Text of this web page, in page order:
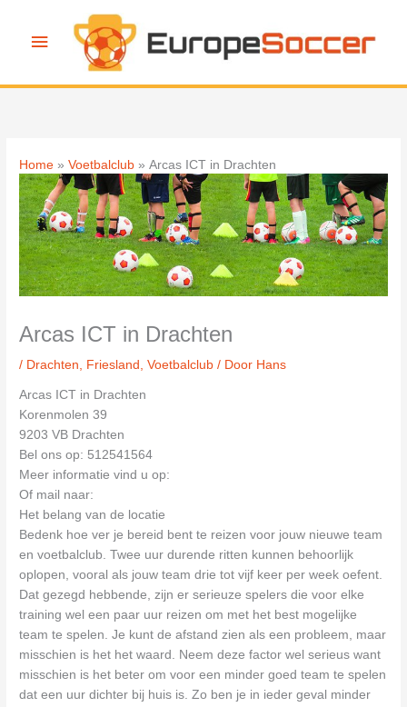
Hoofdmenu
Home Voetbalclub Arcas ICT in Drachten
Arcas ICT in Drachten
/ Drachten Friesland ,Voetbalclub / Door Hans
Arcas ICT in Drachten
Korenmolen 39
9203 VB Drachten
Bel ons op: 512541564
Meer informatie vind u op:
Of mail naar:
Het belang van de locatie
Bedenk hoe ver je bereid bent te reizen voor jouw nieuwe team
en voetbalclub. Twee uur durende ritten kunnen behoorlijk
oplopen, vooral als jouw team drie tot vijf keer per week oefent.
Dat gezegd hebbende, zijn er serieuze spelers die voor elke
training wel een paar uur reizen om met het best mogelijke
team te spelen. Je kunt de afstand zien als een probleem, maar
misschien is het het waard. Neem deze factor wel serieus want
misschien is het beter om voor een minder goed team te spelen
dat een uur dichter bij huis is. Zo ben je in ieder geval minder